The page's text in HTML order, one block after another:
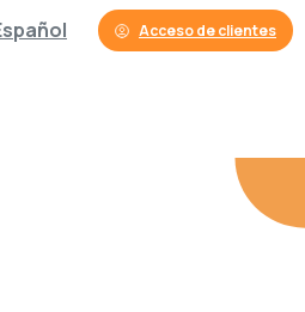
Acceso de clientes